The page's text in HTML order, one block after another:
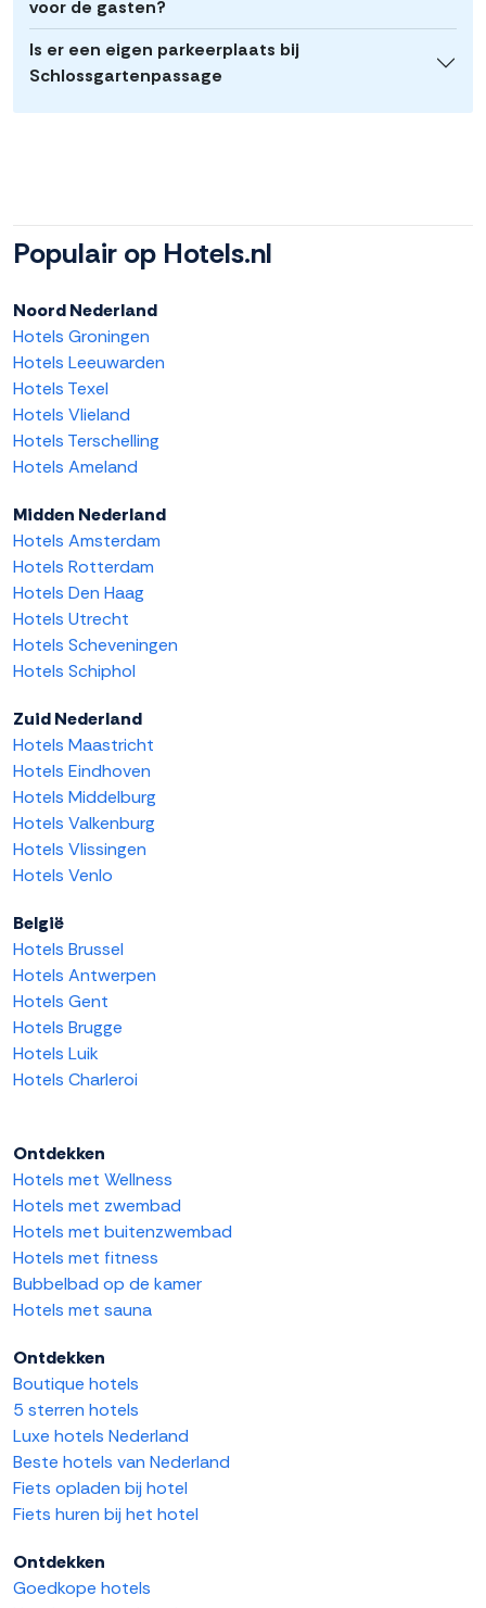
voor de gasten?
Is er een eigen parkeerplaats bij
Schlossgartenpassage
Populair op Hotels.nl
Noord Nederland
Hotels Groningen
Hotels Leeuwarden
Hotels Texel
Hotels Vlieland
Hotels Terschelling
Hotels Ameland
Midden Nederland
Hotels Amsterdam
Hotels Rotterdam
Hotels Den Haag
Hotels Utrecht
Hotels Scheveningen
Hotels Schiphol
Zuid Nederland
Hotels Maastricht
Hotels Eindhoven
Hotels Middelburg
Hotels Valkenburg
Hotels Vlissingen
Hotels Venlo
België
Hotels Brussel
Hotels Antwerpen
Hotels Gent
Hotels Brugge
Hotels Luik
Hotels Charleroi
Ontdekken
Hotels met Wellness
Hotels met zwembad
Hotels met buitenzwembad
Hotels met fitness
Bubbelbad op de kamer
Hotels met sauna
Ontdekken
Boutique hotels
5 sterren hotels
Luxe hotels Nederland
Beste hotels van Nederland
Fiets opladen bij hotel
Fiets huren bij het hotel
Ontdekken
Goedkope hotels